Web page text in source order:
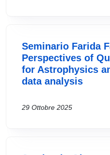
Seminario Farida
Perspectives of
for Astrophysics
data analysis
29 Ottobre 2025